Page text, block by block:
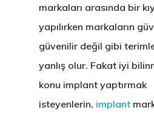
markaları arasında bir
yapılırken markaların
güvenilir değil gibi
yanlış olur. Fakat iyi
konu implant yaptırmak
isteyenlerin, implant